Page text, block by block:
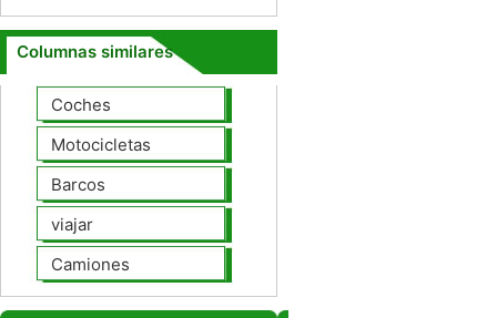
Columnas similares
Coches
Motocicletas
Barcos
viajar
Camiones